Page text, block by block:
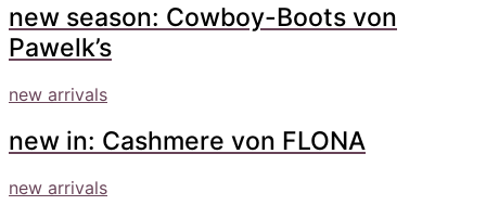
new season: Cowboy-Boots von
Pawelk’s
new arrivals
new in: Cashmere von FLONA
new arrivals